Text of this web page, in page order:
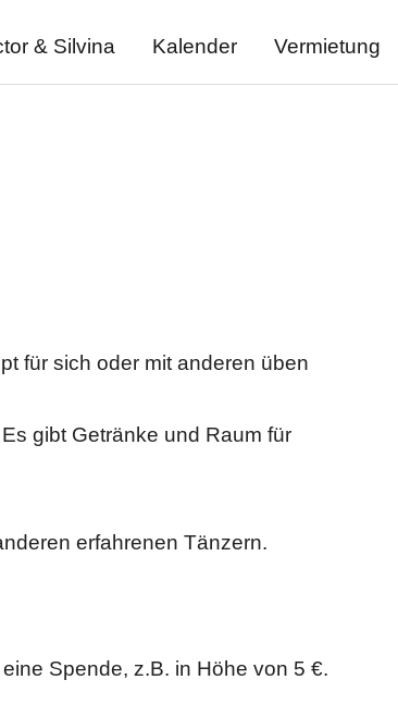
& Silvina Kalender Vermietung
für sich oder mit anderen üben
gibt Getränke und Raum für
erfahrenen Tänzern.
Spende, z.B. in Höhe von 5 €.